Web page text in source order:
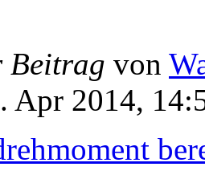
Beitrag von
Apr 2014,